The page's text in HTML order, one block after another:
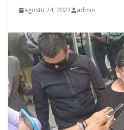
agosto 24, 2022 admin